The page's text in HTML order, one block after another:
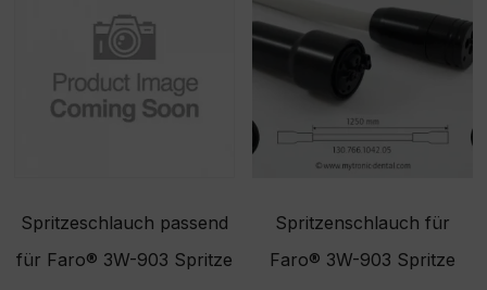
Spritzeschlauch passend
für Faro® 3W-903 Spritze
Spritzenschlauch für
Faro® 3W-903 Spritze